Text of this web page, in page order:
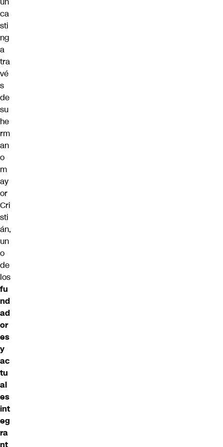
ca
sti
ng
a
tra
vé
s
de
su
he
rm
an
o
m
ay
or
Cri
sti
án,
un
o
de
los
fu
nd
ad
or
es
y
ac
tu
al
es
int
eg
ra
nt